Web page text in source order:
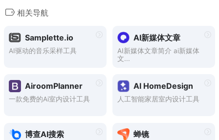
相关导航
Samplette.io
AI驱动的音乐采样工具
AI新媒体文章
AI新媒体文章简介 ai新媒体
文...
AiroomPlanner
一款免费的Ai室内设计工具
AI HomeDesign
人工智能家居室内设计工具
博查AI搜索 蝉镜